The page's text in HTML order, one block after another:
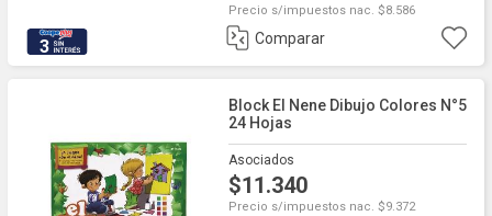
3
Precio s/impuestos nac. $8.586
Comparar
Block El Nene Dibujo Colores N°5
24 Hojas
Asociados
$11.340
Precio s/impuestos nac. $9.372